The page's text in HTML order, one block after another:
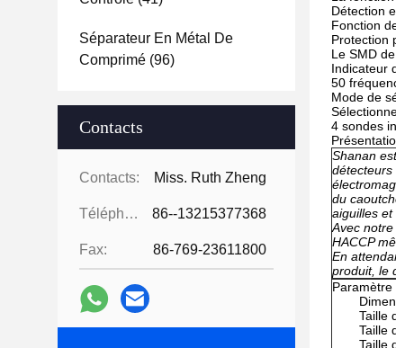
Séparateur En Métal De
Comprimé (96)
Contacts
Contacts: Miss. Ruth Zheng
Téléphone: 86--13215377368
Fax: 86-769-23611800
Détection
Fonction
Protection
Le SMD
Indicateur
50
Mode de
4 sondes
Shanan
détecteurs
du
aiguilles et
Avec
HACCP
En
produit, le
Taille
Taille
Taille